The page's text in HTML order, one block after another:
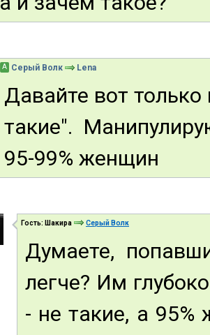
А Серый Волк Lena
Давайте вот
такие".
95-99% женщин
Гость: Шакира Серый Волк
Думаете,
легче? Им
- не такие, а